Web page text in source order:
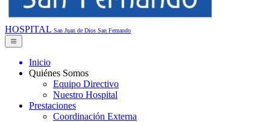
HOSPITAL San Juan de Dios San Fernando
Inicio
Quiénes Somos
Equipo Directivo
Nuestro Hospital
Prestaciones
Coordinación Externa